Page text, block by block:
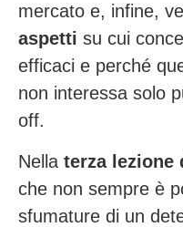
mercato e, infine,
aspetti su cui
efficaci e perché
non interessa solo
off.
Nella terza lezione
che non sempre è
sfumature di un